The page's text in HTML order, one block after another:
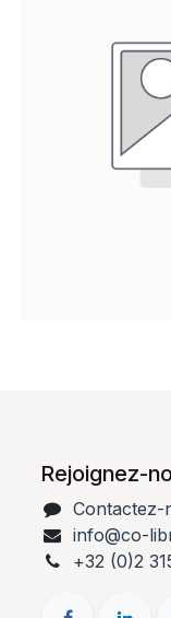
Rejoignez-
Contactez-
info@co-
+32 (0)2